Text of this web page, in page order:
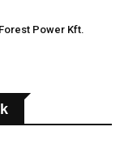
Power Kft.